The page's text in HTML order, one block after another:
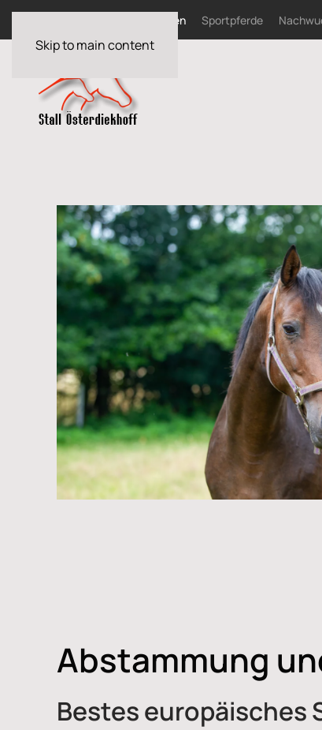
Skip to main content
Zuchtstuten Sportpferde
Abstammung
Bestes europäisches